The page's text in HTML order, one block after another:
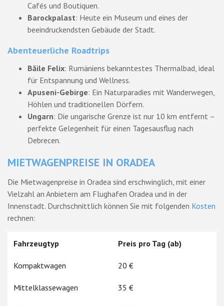
Cafés und Boutiquen.
Barockpalast: Heute ein Museum und eines der
beeindruckendsten Gebäude der Stadt.
Abenteuerliche Roadtrips
Băile Felix: Rumäniens bekanntestes Thermalbad, ideal
für Entspannung und Wellness.
Apuseni-Gebirge: Ein Naturparadies mit Wanderwegen,
Höhlen und traditionellen Dörfern.
Ungarn: Die ungarische Grenze ist nur 10 km entfernt –
perfekte Gelegenheit für einen Tagesausflug nach
Debrecen.
MIETWAGENPREISE IN ORADEA
Die Mietwagenpreise in Oradea sind erschwinglich, mit einer
Vielzahl an Anbietern am Flughafen Oradea und in der
Innenstadt. Durchschnittlich können Sie mit folgenden Kosten
rechnen:
Fahrzeugtyp Preis pro Tag (ab)
Kompaktwagen 20 €
Mittelklassewagen 35 €